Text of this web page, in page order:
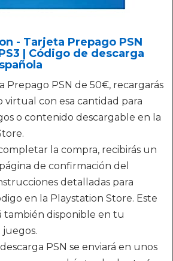
- Tarjeta Prepago PSN
| Código de descarga
Prepago PSN de 50€, recargarás
con esa cantidad para
o contenido descargable en la
la compra, recibirás un
de confirmación del
detalladas para
en la Playstation Store. Este
también disponible en tu
PSN se enviará en unos